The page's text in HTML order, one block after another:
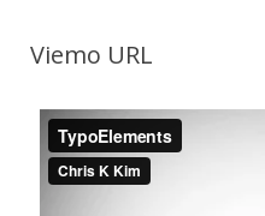
Viemo URL